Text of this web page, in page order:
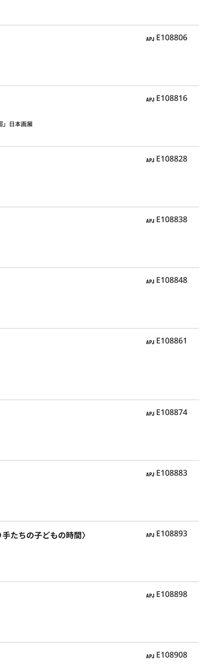
APJ
E108806
APJ
E108816
」日本画展
APJ
E108828
APJ
E108838
APJ
E108848
APJ
E108861
APJ
E108874
APJ
E108883
APJ
E108893
たちの子どもの時間〉
APJ
E108898
APJ
E108908